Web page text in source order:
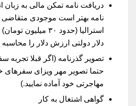
دریافت نامه تمکن مالی به زبان
استرالیا (حدود ۳۰
دلار دولتی ارزش دلار را
تصویر گذرنامه (اگر قبلا تجربه
حتما تصویر مهر ویزای سفرهای
مهاجرتی خود آماده نمایید.)
گواهی اشتغال به کار